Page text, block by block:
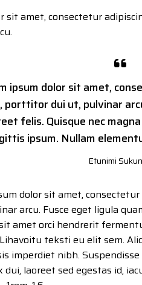
sit amet, consectetur
ipsum dolor sit amet,
porttitor dui ut, pulvinar
felis. Quisque nec
ipsum. Nullam
Etunimi
dolor sit amet,
arcu. Fusce eget ligula
amet orci hendrerit
teksti eu elit sem.
imperdiet nibh.
dui, laoreet sed egestas id,